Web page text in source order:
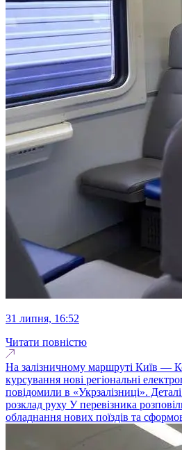
31 липня, 16:52
Читати повністю
На залізничному маршруті Київ —
курсування нові регіональні
повідомили в «Укрзалізниці».
розклад руху У перевізника
обладнання нових поїздів та